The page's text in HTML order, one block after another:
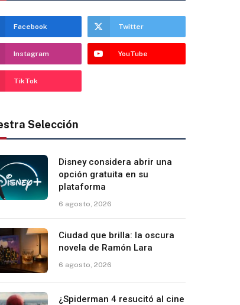
Facebook Twitter
Instagram YouTube
TikTok
Selección
Disney considera abrir una
opción gratuita en su
plataforma
6 agosto, 2026
Ciudad que brilla: la oscura
novela de Ramón Lara
6 agosto, 2026
¿Spiderman 4 resucitó al cine